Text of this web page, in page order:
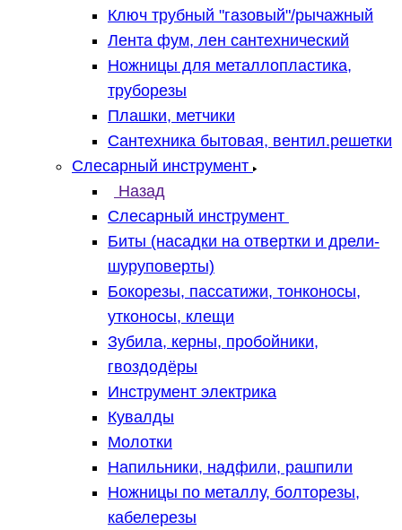
Ключ трубный "газовый"/рычажный
Лента фум, лен сантехнический
Ножницы для металлопластика,
труборезы
Плашки, метчики
Сантехника бытовая, вентил.решетки
Слесарный инструмент
Назад
Слесарный инструмент
Биты (насадки на отвертки и дрели-
шуруповерты)
Бокорезы, пассатижи, тонконосы,
утконосы, клещи
Зубила, керны, пробойники,
гвоздодёры
Инструмент электрика
Кувалды
Молотки
Напильники, надфили, рашпили
Ножницы по металлу, болторезы,
кабелерезы